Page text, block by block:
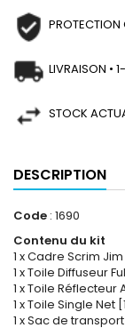
LIVRAISON
STOCK
DESCRIPTION
Code : 1690
Contenu du kit
1 x Cadre Scrim
1 x Toile Diffuseur
1 x Toile Réflecteur
1 x Toile Single Net
1 x Sac de